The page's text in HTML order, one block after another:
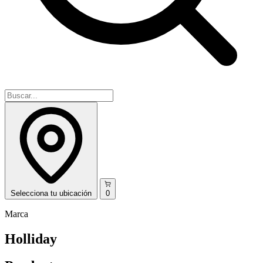
Selecciona tu ubicación 0
Marca
Holliday